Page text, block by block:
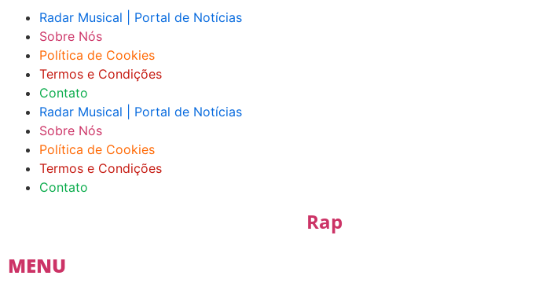
Radar Musical | Portal de Notícias
Sobre Nós
Política de Cookies
Termos e Condições
Contato
Radar Musical | Portal de Notícias
Sobre Nós
Política de Cookies
Termos e Condições
Contato
MENU
Rap